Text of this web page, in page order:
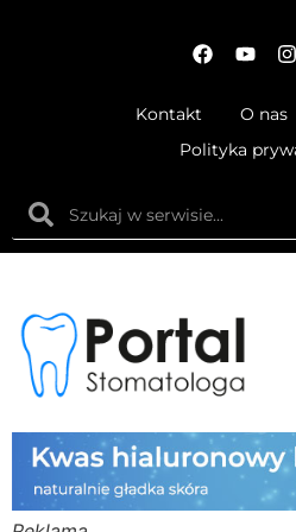
Kontakt O nas
Polityka